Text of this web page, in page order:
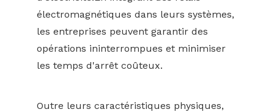
électromagnétiques dans leurs systèmes,
les entreprises peuvent garantir des
opérations ininterrompues et minimiser
les temps d'arrêt coûteux.
Outre leurs caractéristiques physiques,